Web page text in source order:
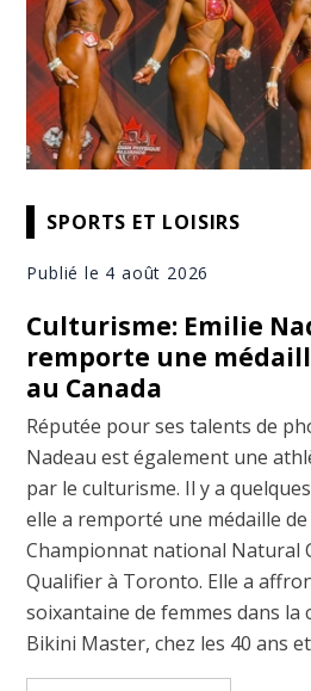
SPORTS ET LOISIRS
Publié le 4 août 2026
Culturisme: Emilie
remporte une
au Canada
Réputée pour ses talents de
Nadeau est également une
par le culturisme. Il y a
elle a remporté une médaille
Championnat national Natural
Qualifier à Toronto. Elle a
soixantaine de femmes dans la
Bikini Master, chez les 40 ans et